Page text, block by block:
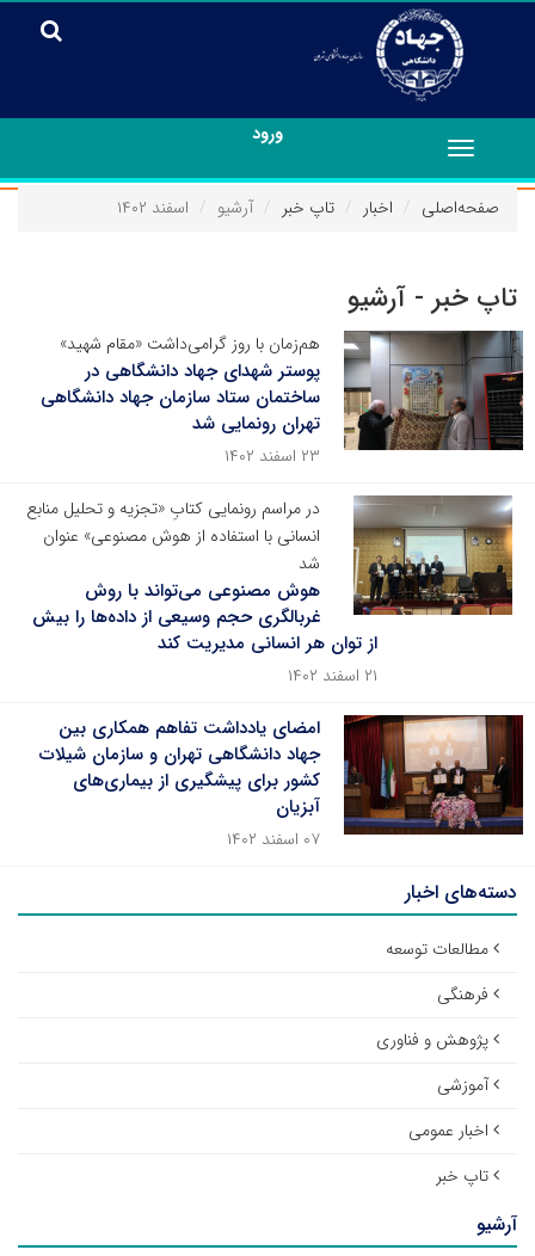
ورود
Toggle
navigation
صفحه‌اصلی
اخبار تاپ خبر آرشیو اسفند ۱۴۰۲
تاپ خبر - آرشیو
هم‌زمان با روز گرامی‌داشت «مقام شهید»
پوستر شهدای جهاد دانشگاهی در
ساختمان ستاد سازمان جهاد دانشگاهی
تهران رونمایی شد
۲۳ اسفند ۱۴۰۲
در مراسم رونمایی کتابِ «تجزیه و تحلیل منابع
انسانی با استفاده از هوش مصنوعی» عنوان
شد
هوش مصنوعی می‌تواند با روش
غربالگری حجم وسیعی از داده‌ها را بیش
از توان هر انسانی مدیریت کند
۲۱ اسفند ۱۴۰۲
امضای یادداشت تفاهم همکاری بین
جهاد دانشگاهی تهران و سازمان شیلات
کشور برای پیشگیری از بیماری‌های
آبزیان
۰۷ اسفند ۱۴۰۲
دسته‌های اخبار
مطالعات توسعه
فرهنگی
پژوهش و فناوری
آموزشی
اخبار عمومی
تاپ خبر
آرشیو